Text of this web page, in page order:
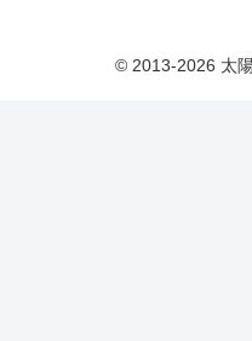
© 2013-2026 太